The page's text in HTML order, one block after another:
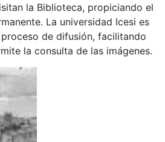
la Biblioteca, propiciando el
La universidad Icesi es
de difusión, facilitando
la consulta de las imágenes.